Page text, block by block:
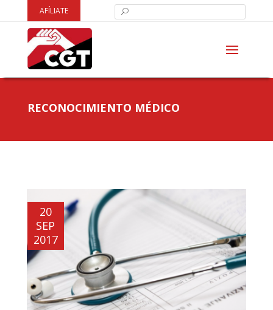
AFÍLIATE
RECONOCIMIENTO MÉDICO
20
SEP
2017